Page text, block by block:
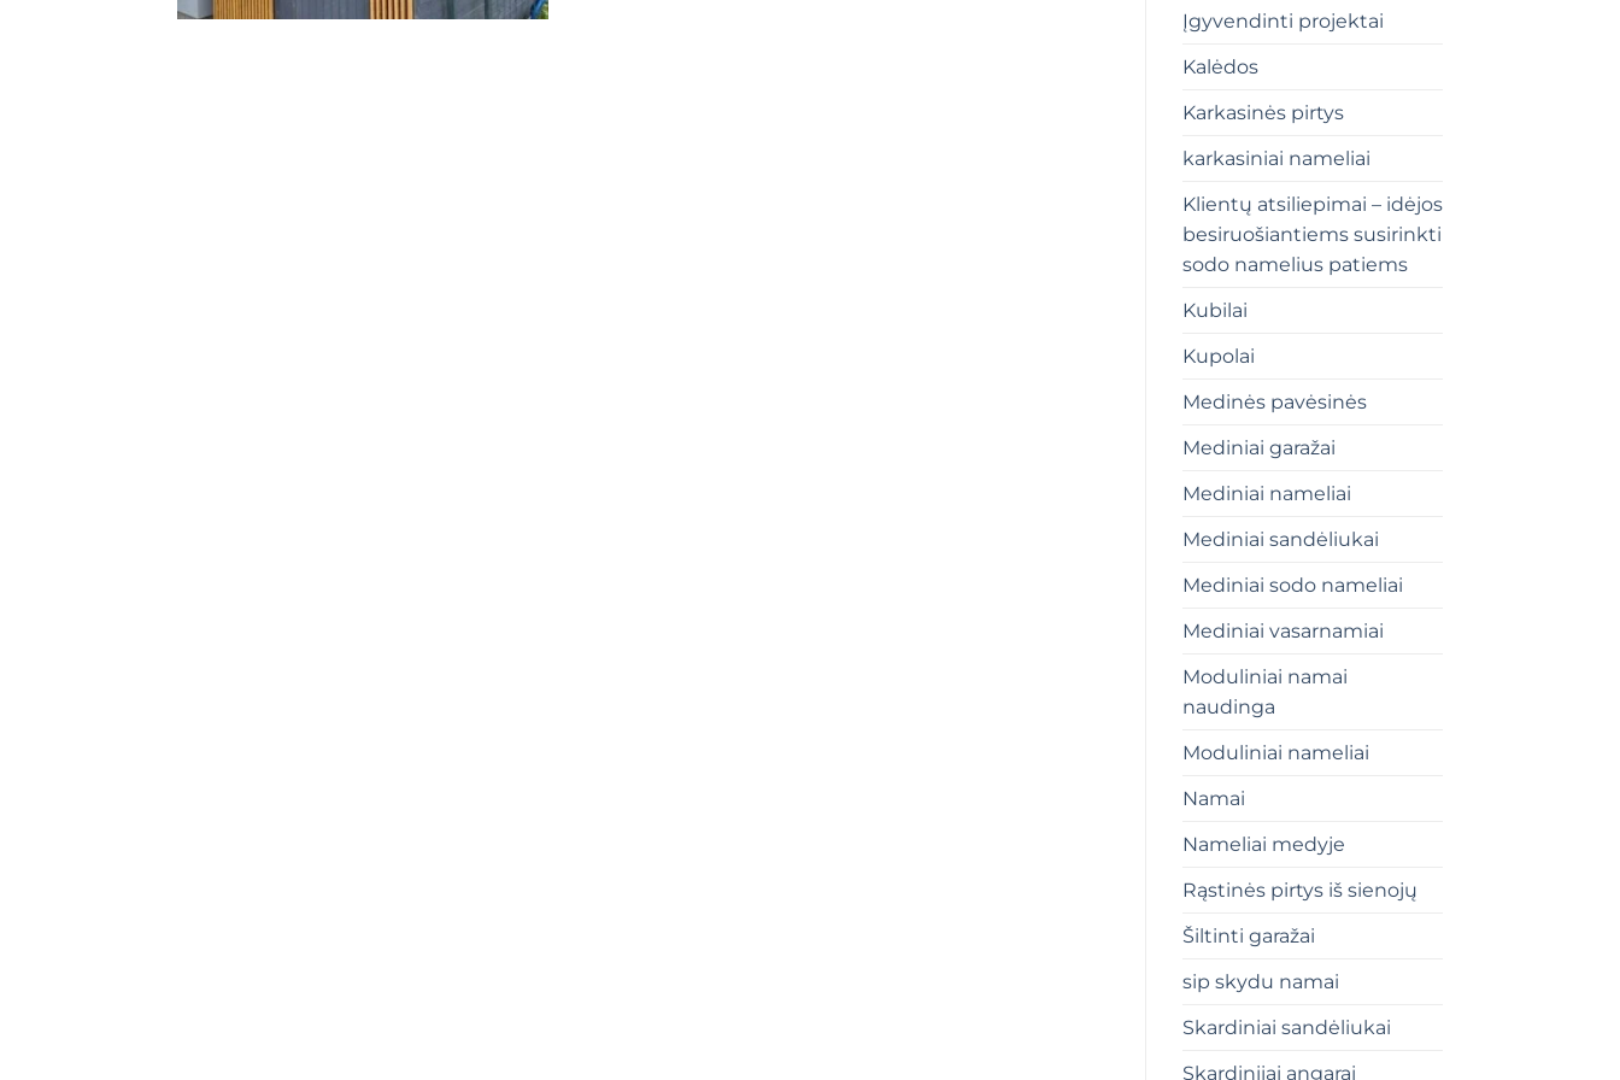
Įgyvendinti projektai
Kalėdos
Karkasinės pirtys
karkasiniai nameliai
Klientų atsiliepimai – idėjos
besiruošiantiems susirinkti
sodo namelius patiems
Kubilai
Kupolai
Medinės pavėsinės
Mediniai garažai
Mediniai nameliai
Mediniai sandėliukai
Mediniai sodo nameliai
Mediniai vasarnamiai
Moduliniai namai
naudinga
Moduliniai nameliai
Namai
Nameliai medyje
Rąstinės pirtys iš sienojų
Šiltinti garažai
sip skydu namai
Skardiniai sandėliukai
Skardiniiai angarai